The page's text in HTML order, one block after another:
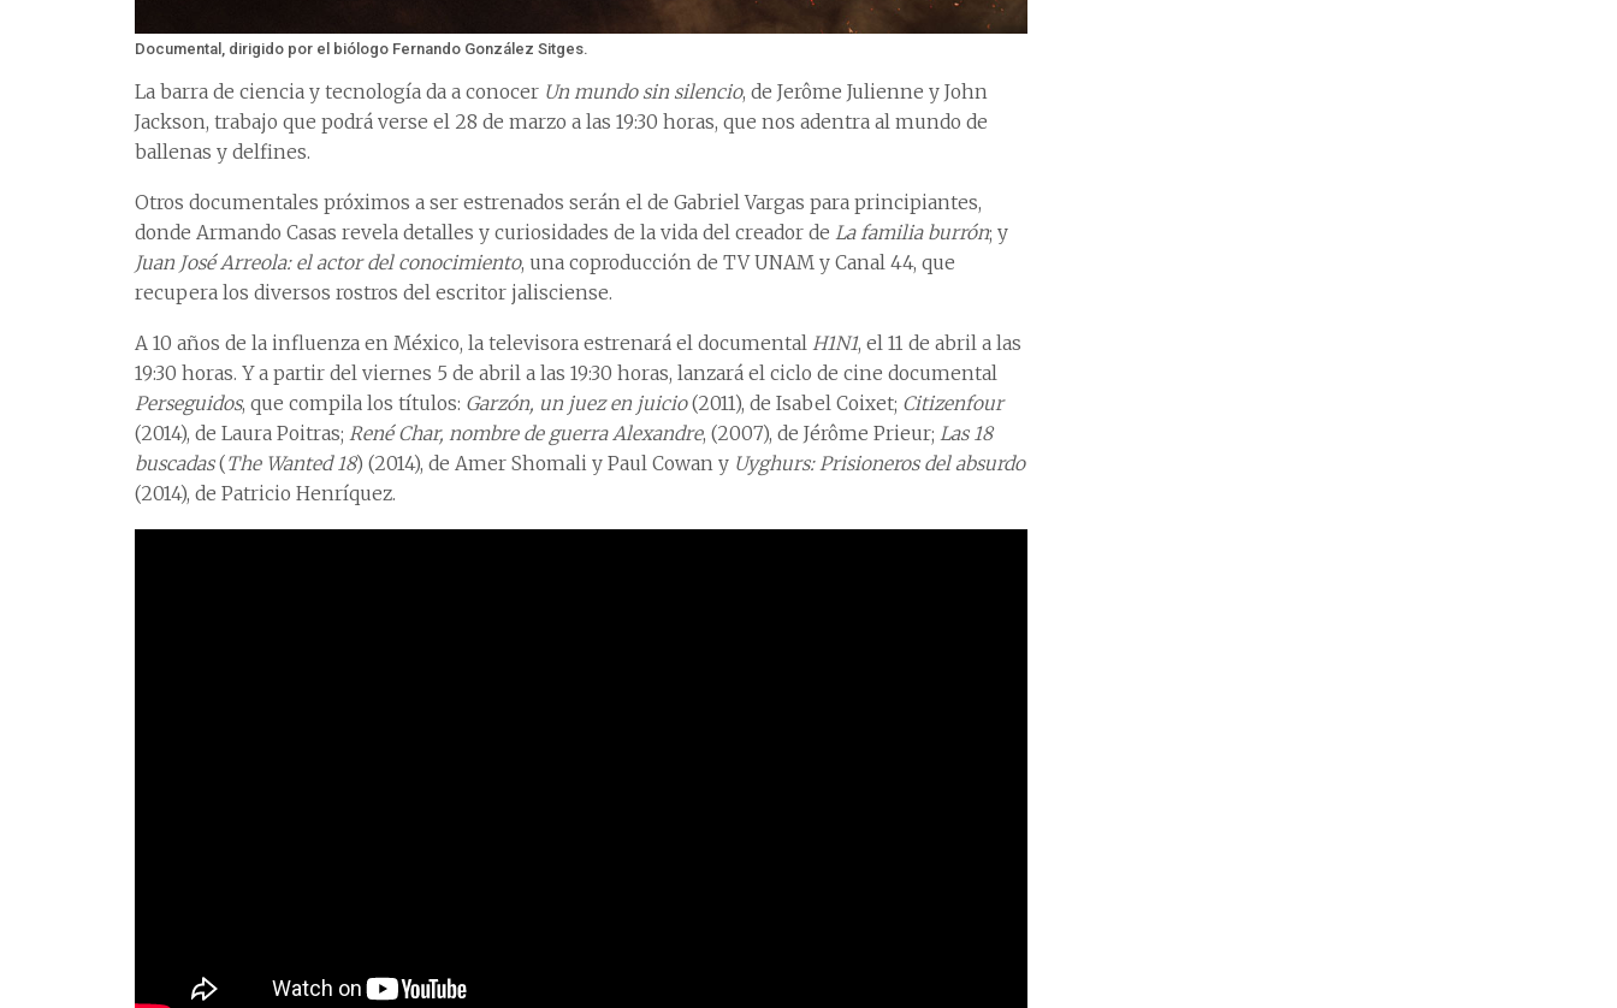
Documental, dirigido por el biólogo Fernando González Sitges.
La barra de ciencia y tecnología da a conocer Un mundo sin silencio, de Jerôme Julienne y John
Jackson, trabajo que podrá verse el 28 de marzo a las 19:30 horas, que nos adentra al mundo de
ballenas y delfines.
Otros documentales próximos a ser estrenados serán el de Gabriel Vargas para principiantes,
donde Armando Casas revela detalles y curiosidades de la vida del creador de La familia burrón; y
Juan José Arreola: el actor del conocimiento, una coproducción de TV UNAM y Canal 44, que
recupera los diversos rostros del escritor jalisciense.
A 10 años de la influenza en México, la televisora estrenará el documental H1N1, el 11 de abril a las
19:30 horas. Y a partir del viernes 5 de abril a las 19:30 horas, lanzará el ciclo de cine documental
Perseguidos, que compila los títulos: Garzón, un juez en juicio(2011), de Isabel Coixet; Citizenfour
(2014), de Laura Poitras; René Char, nombre de guerra Alexandre, (2007), de Jérôme Prieur; Las 18
buscadas( The Wanted 18) (2014), de Amer Shomali y Paul Cowan y Uyghurs: Prisioneros del absurdo
(2014), de Patricio Henríquez.